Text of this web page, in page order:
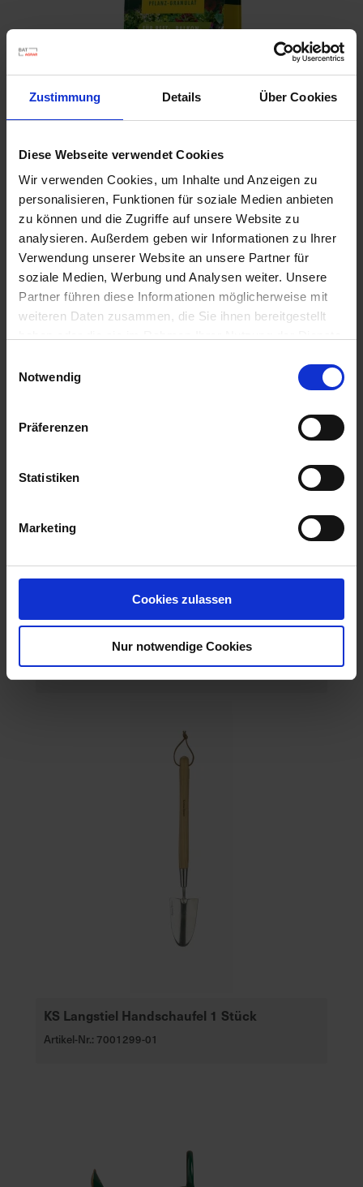
Zustimmung Details Über Cookies
Diese Webseite verwendet Cookies
Wir verwenden Cookies, um Inhalte und Anzeigen zu
personalisieren, Funktionen für soziale Medien anbieten
zu können und die Zugriffe auf unsere Website zu
analysieren. Außerdem geben wir Informationen zu Ihrer
Verwendung unserer Website an unsere Partner für
soziale Medien, Werbung und Analysen weiter. Unsere
Partner führen diese Informationen möglicherweise mit
weiteren Daten zusammen, die Sie ihnen bereitgestellt
Notwendig
Präferenzen
Statistiken
Marketing
Cookies zulassen
Nur notwendige Cookies
Seramis Outdoor Pflanz-Gran. Beet-, Balkon- &
Kübelpflanz
Artikel-Nr.: 7000835-01-cfg
Ähnliche Produkte
KS Langstiel Handgabel 1 Stück
Artikel-Nr.: 7001298-01
KS Langstiel Handschaufel 1 Stück
Artikel-Nr.: 7001299-01